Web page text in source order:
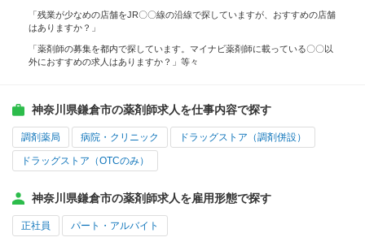
「残業が少なめの店舗をJR〇〇線の沿線で探していますが、おすすめの店舗
はありますか？」
「薬剤師の募集を都内で探しています。マイナビ薬剤師に載っている〇〇以
外におすすめの求人はありますか？」等々
神奈川県鎌倉市の薬剤師求人を仕事内容で探す
調剤薬局 病院・クリニック ドラッグストア（調剤併設）
ドラッグストア（OTCのみ）
神奈川県鎌倉市の薬剤師求人を雇用形態で探す
正社員 パート・アルバイト